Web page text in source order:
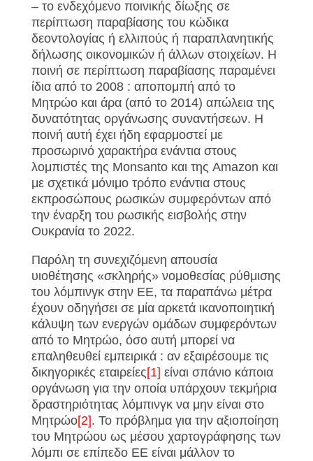
– το ενδεχόμενο ποινικής δίωξης σε
περίπτωση παραβίασης του κώδικα
δεοντολογίας ή ελλιπούς ή παραπλανητικής
δήλωσης οικονομικών ή άλλων στοιχείων. Η
ποινή σε περίπτωση παραβίασης παραμένει
ίδια από το 2008 : αποπομπή από το
Μητρώο και άρα (από το 2014) απώλεια της
δυνατότητας οργάνωσης συναντήσεων. Η
ποινή αυτή έχει ήδη εφαρμοστεί με
προσωρινό χαρακτήρα ενάντια στους
λομπιστές της Monsanto και της Amazon και
με σχετικά μόνιμο τρόπο ενάντια στους
εκπροσώπους ρωσικών συμφερόντων από
την έναρξη του ρωσικής εισβολής στην
Ουκρανία το 2022.
Παρόλη τη συνεχιζόμενη απουσία
υιοθέτησης «σκληρής» νομοθεσίας ρύθμισης
του λόμπινγκ στην ΕΕ, τα παραπάνω μέτρα
έχουν οδηγήσει σε μία αρκετά ικανοποιητική
κάλυψη των ενεργών ομάδων συμφερόντων
από το Μητρώο, όσο αυτή μπορεί να
επαληθευθεί εμπειρικά : αν εξαιρέσουμε τις
δικηγορικές εταιρείες[1] είναι σπάνιο κάποια
οργάνωση για την οποία υπάρχουν τεκμήρια
δραστηριότητας λόμπινγκ να μην είναι στο
Μητρώο[2]. Το πρόβλημα για την αξιοποίηση
του Μητρώου ως μέσου χαρτογράφησης των
λόμπι σε επίπεδο ΕΕ είναι μάλλον το